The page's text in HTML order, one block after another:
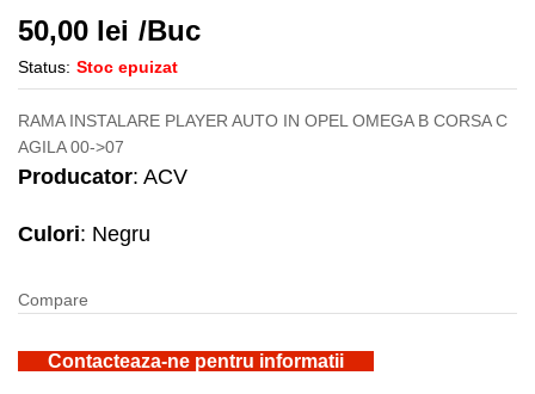
50,00 lei /Buc
Status: Stoc epuizat
RAMA INSTALARE PLAYER AUTO IN OPEL OMEGA B CORSA C
AGILA 00->07
Producator: ACV
Culori: Negru
Compare
Contacteaza-ne pentru informatii